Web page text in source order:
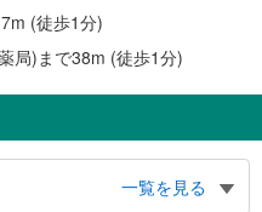
(徒歩1分)
局)まで38m (徒歩1分)
一覧を見る